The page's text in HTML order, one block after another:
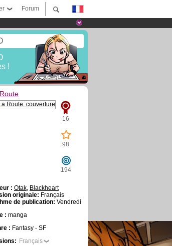
Forum
!
16
98
194
: Otak, Blackheart
originale: Français
de publication: Vendredi
: manga
: Fantasy - SF
Français